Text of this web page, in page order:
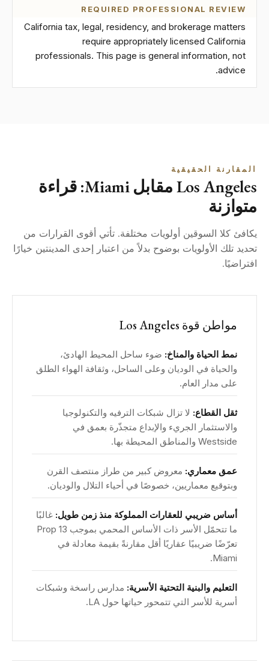
REQUIRED PROFESSIONAL REVIEW
California tax, legal, residency, and brokerage matters
require appropriately licensed California
professionals. This page is general information, not
advice.
المقارنة الحقيقية
Los Angeles مقابل Miami: قراءة
متوازنة
يكافئ كلا السوقين أولويات مختلفة. تأتي أقوى القرارات من
تحديد تلك الأولويات بوضوح بدلاً من اعتبار إحدى المدينتين خيارًا
افتراضيًا.
مواطن قوة Los Angeles
نمط الحياة والمناخ: ضوء ساحل المحيط الهادئ،
والحياة في الوديان وعلى الساحل، وثقافة الهواء الطلق
على مدار العام.
ثقل القطاع: لا تزال شبكات الترفيه والتكنولوجيا
والاستثمار الجريء والإبداع متجذّرة بعمق في
Westside والمناطق المحيطة بها.
عمق معماري: معروض كبير من طراز منتصف القرن
وبتوقيع معماريين، خصوصًا في أحياء التلال والوديان.
أساس ضريبي للعقارات المملوكة منذ زمن طويل: غالبًا
ما تتحمّل الأسر ذات الأساس المحمي بموجب Prop 13
تعرّضًا ضريبيًا عقاريًا أقل مقارنةً بقيمة معادلة في
Miami.
التعليم والبنية التحتية الأسرية: مدارس راسخة وشبكات
أسرية للأسر التي تتمحور حياتها حول LA.